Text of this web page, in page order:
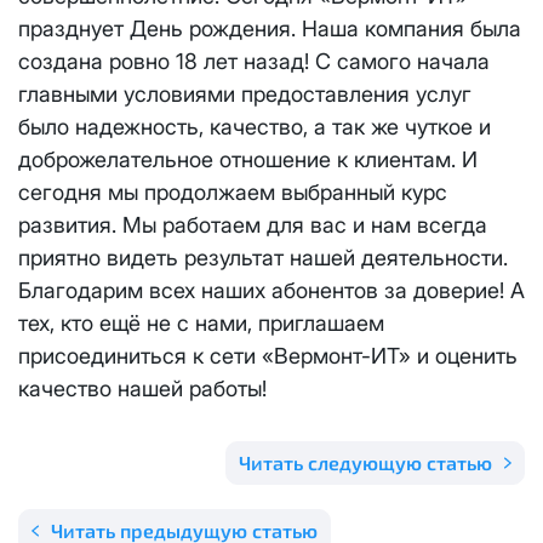
празднует День рождения. Наша компания была
создана ровно 18 лет назад! С самого начала
главными условиями предоставления услуг
было надежность, качество, а так же чуткое и
доброжелательное отношение к клиентам. И
сегодня мы продолжаем выбранный курс
развития. Мы работаем для вас и нам всегда
приятно видеть результат нашей деятельности.
Благодарим всех наших абонентов за доверие! А
тех, кто ещё не с нами, приглашаем
присоединиться к сети «Вермонт-ИТ» и оценить
качество нашей работы!
Читать предыдущую статью
Читать следующую статью
Телевидение
Аренда оборудования
Отправить
соответствии сПолитикой в отношении обработки
персональных данных
КС 300
НП20
КС 500
НП30
НП50
НП100
МойДом100
Email*
Адрес подключения*
Я даюсогласие на обработку персональных данных
соответствии сПолитикой в отношении обработки
персональных данных
Email*
Отправить
Я даюсогласие на обработку персональных данных в
соответствии сПолитикой в отношении обработки
персональных данных
Выделение публичного IP адреса один раз
лицевого счета единовременно списывается 3000